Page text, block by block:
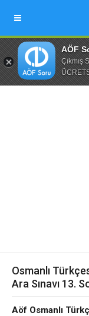
AÖF
Çıkmış
Osmanlı
Ara Sınavı 13.
Aöf Osmanlı